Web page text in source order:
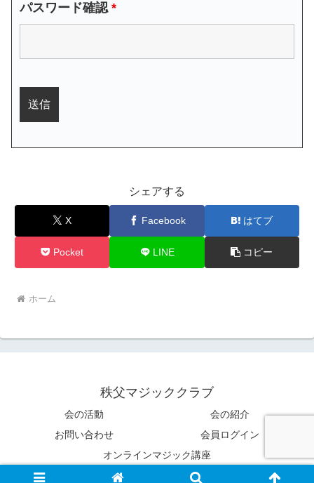
パスワード確認*
シェアする
X Facebook はてブ
Pocket LINE コピー
ホーム
秩父マジッククラブ
会の活動
会の紹介
お問い合わせ
会員ログイン
オンラインマジック講座
© 2021 秩父マジッククラブ.